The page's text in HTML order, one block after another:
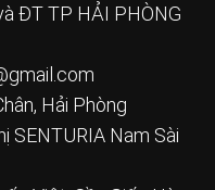
ĐT TP HẢI PHÒNG
Hải Phòng
SENTURIA Nam Sài